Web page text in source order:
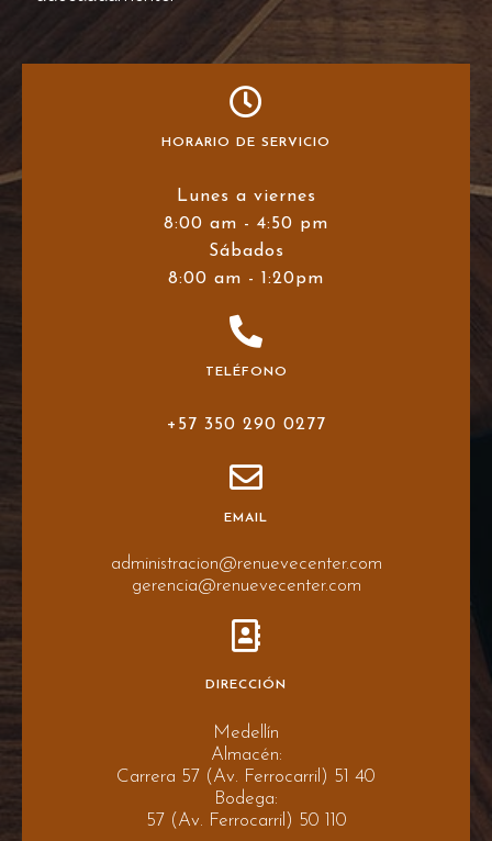
HORARIO DE SERVICIO
Lunes a viernes
8:00 am - 4:50 pm
Sábados
8:00 am - 1:20pm
TELÉFONO
+57 350 290 0277
EMAIL
administracion@renuevecenter.com
gerencia@renuevecenter.com
DIRECCIÓN
Medellín
Almacén:
Carrera 57 (Av. Ferrocarril) 51 40
Bodega:
57 (Av. Ferrocarril) 50 110